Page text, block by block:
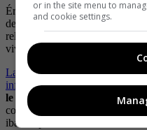
Érika no era feliz con Christian
de la relación, su idea de irse a
relatos que se han conocido
vivía con el que se convertiría en
La amiga reveló cómo fue que
infiel:“me comentó que se
le había sido infiel, se
conversaciones, y eso rompió a
iba a separar”.
or in the site menu to
and cookie settings.